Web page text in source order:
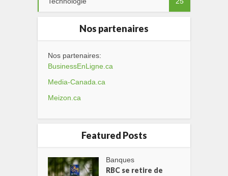
Nos partenaires
Nos partenaires:
BusinessEnLigne.ca
Media-Canada.ca
Meizon.ca
Featured Posts
Banques
RBC se retire de